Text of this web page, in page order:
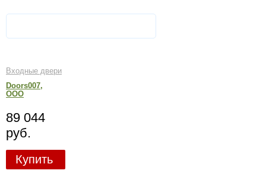
Входные двери
Doors007,
ООО
89 044
руб.
Купить